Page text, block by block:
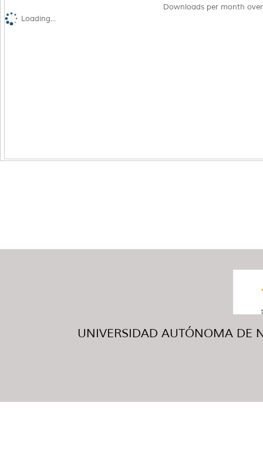
Downloads per month
Loading...
UNIVERSIDAD AUTÓNOMA DE